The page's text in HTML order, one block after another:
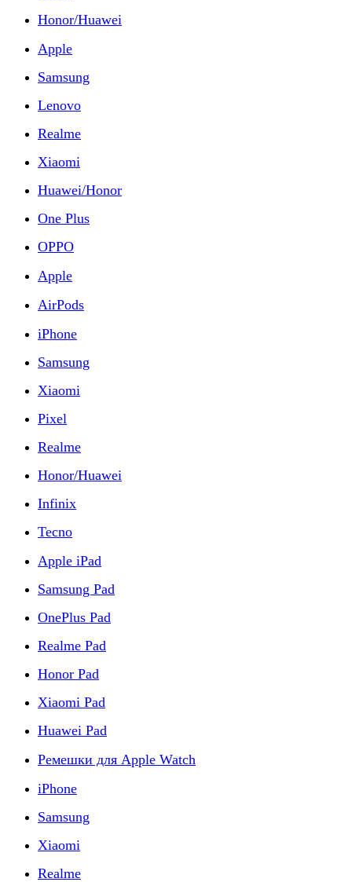
Honor/Huawei
Apple
Samsung
Lenovo
Realme
Xiaomi
Huawei/Honor
One Plus
OPPO
Apple
AirPods
iPhone
Samsung
Xiaomi
Pixel
Realme
Honor/Huawei
Infinix
Tecno
Apple iPad
Samsung Pad
OnePlus Pad
Realme Pad
Honor Pad
Xiaomi Pad
Huawei Pad
Ремешки для Apple Watch
iPhone
Samsung
Xiaomi
Realme